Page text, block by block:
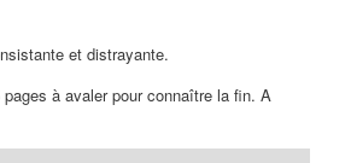
et distrayante.
pages à avaler pour connaître la fin. A